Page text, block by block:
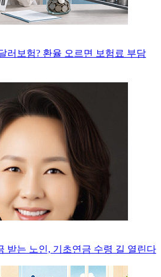
러보험? 환율 오르면 보험료 부담
받는 노인, 기초연금 수령 길 열린다